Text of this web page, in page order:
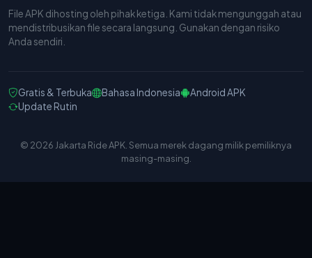
File APK dihosting oleh pihak ketiga. Kami tidak mengunggah atau
mendistribusikan file secara langsung. Gunakan dengan risiko
Anda sendiri.
Gratis & Terbuka Bahasa Indonesia
Android APK
Update Rutin
© 2026 Jakarta Ride APK. Semua merek dagang milik pemiliknya
masing-masing.